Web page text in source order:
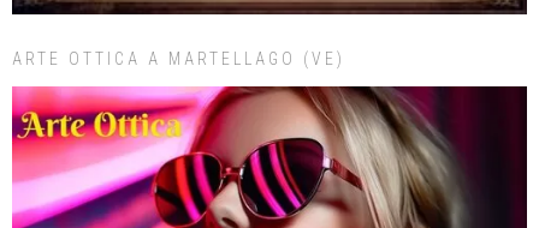
ARTE OTTICA A MARTELLAGO (VE)